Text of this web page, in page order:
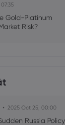
Gold-Platinum
Risk?
2025 Oct 25, 00:00
Russia